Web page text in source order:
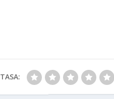
TASA: